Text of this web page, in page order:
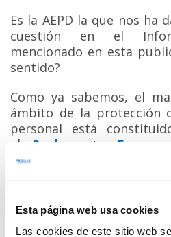
Esta página web usa cookies
Las cookies de este sitio web
Es la AEPD la que nos ha
cuestión en el
mencionado en esta
sentido?
Como ya sabemos, el
ámbito de la protección
personal está
el Reglamento
Datos
(en adelante
3/2018, de 5 de
digitales(en adelante